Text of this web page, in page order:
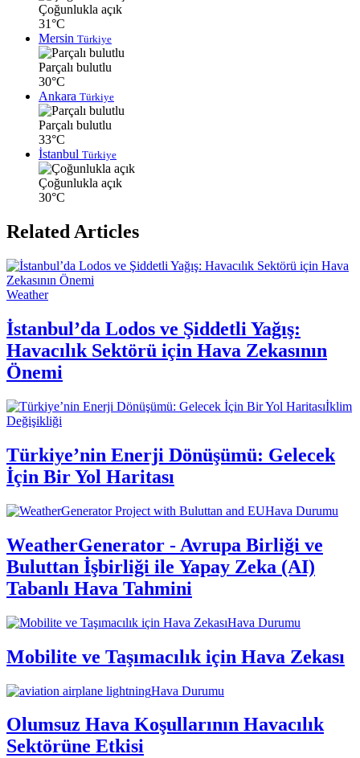
Çoğunlukla açık
31°C
Mersin Türkiye
Parçalı bulutlu
30°C
Ankara Türkiye
Parçalı bulutlu
33°C
İstanbul Türkiye
Çoğunlukla açık
30°C
Related Articles
Weather
İstanbul’da Lodos ve Şiddetli Yağış:
Havacılık Sektörü için Hava Zekasının
Önemi
İklim
Değişikliği
Türkiye’nin Enerji Dönüşümü: Gelecek
İçin Bir Yol Haritası
Hava Durumu
WeatherGenerator - Avrupa Birliği ve
Buluttan İşbirliği ile Yapay Zeka (AI)
Tabanlı Hava Tahmini
Hava Durumu
Mobilite ve Taşımacılık için Hava Zekası
Hava Durumu
Olumsuz Hava Koşullarının Havacılık
Sektörüne Etkisi